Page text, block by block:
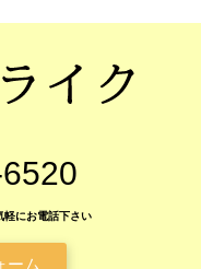
にお電話下さい
ーム